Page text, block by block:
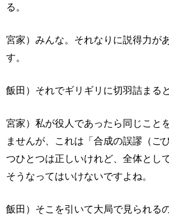
る。
宮家）みんな。それなりに説得力が
す。
飯田）それでギリギリに切羽詰まる
宮家）私が役人であったら同じこと
ませんが、これは「合成の誤謬（ご
つひとつは正しいけれど、全体とし
そうなってはいけないですよね。
飯田）そこを引いて大局で見られる